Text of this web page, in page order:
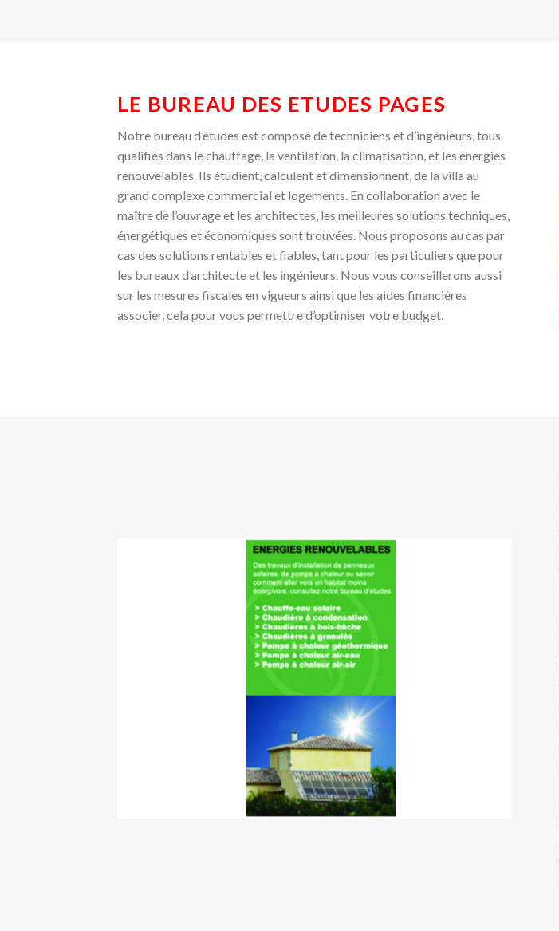
LE BUREAU DES ETUDES PAGES
Notre bureau d’études est composé de techniciens et d’ingénieurs, tous
qualifiés dans le chauffage, la ventilation, la climatisation, et les énergies
renouvelables. Ils étudient, calculent et dimensionnent, de la villa au
grand complexe commercial et logements. En collaboration avec le
maître de l’ouvrage et les architectes, les meilleures solutions techniques,
énergétiques et économiques sont trouvées. Nous proposons au cas par
cas des solutions rentables et fiables, tant pour les particuliers que pour
les bureaux d’architecte et les ingénieurs. Nous vous conseillerons aussi
sur les mesures fiscales en vigueurs ainsi que les aides financières
associer, cela pour vous permettre d’optimiser votre budget.